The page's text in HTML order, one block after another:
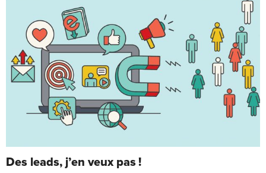
Des leads, j’en veux pas !